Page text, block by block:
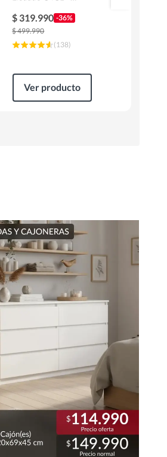
1 Motor FF60IN +
Horno EPC4NIG
$ 319.990 -36%
$499.990
(138)
Ver producto